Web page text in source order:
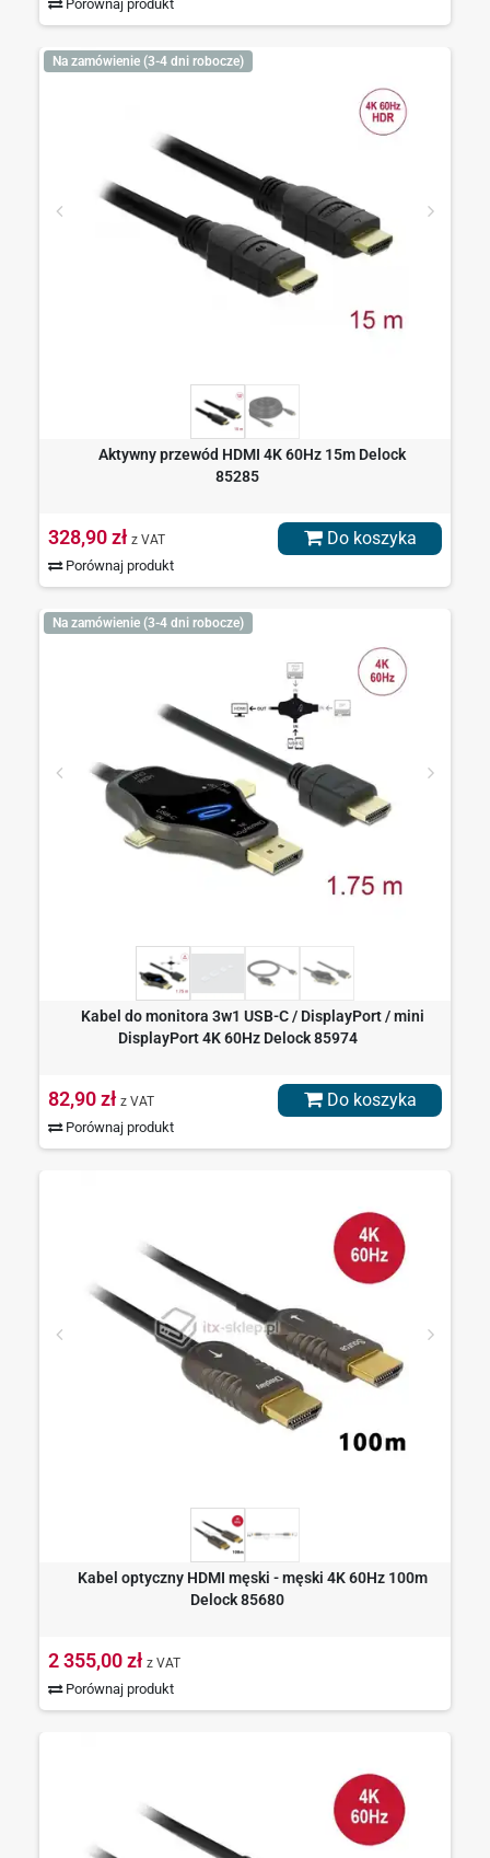
Porównaj produkt
Na zamówienie (3-4 dni robocze)
Aktywny przewód HDMI 4K 60Hz 15m Delock
85285
328,90 zł z VAT
Porównaj produkt
Do koszyka
Na zamówienie (3-4 dni robocze)
Kabel do monitora 3w1 USB-C / DisplayPort / mini
DisplayPort 4K 60Hz Delock 85974
82,90 zł z VAT
Porównaj produkt
Do koszyka
Kabel optyczny HDMI męski - męski 4K 60Hz 100m
Delock 85680
2 355,00 zł z VAT
Porównaj produkt